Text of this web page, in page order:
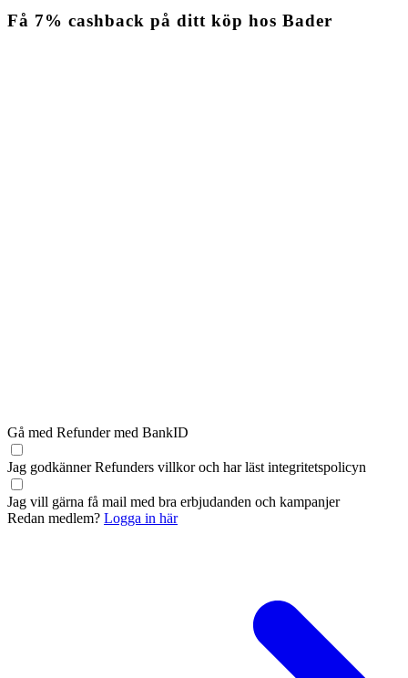
Få 7% cashback på ditt köp hos Bader
Gå med Refunder med BankID
Jag godkänner Refunders villkoroch har läst integritetspolicyn
Jag vill gärna få mail med bra erbjudanden och kampanjer
Redan medlem? Logga in här